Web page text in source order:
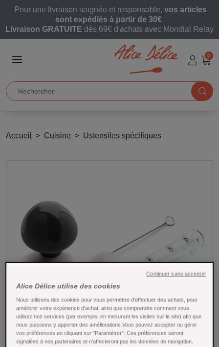
Pour une livraison soignée et responsable, vos articles
sont expédiés à partir de 30€
Livraison GRATUITE dès 69€ d'achats avec Mondial Relay
0
Accueil Cuisine Ustensiles spécifiques
Alice Délice utilise des cookies
Nous utilisons des cookies pour vous permettre d'effectuer des achats, pour
améliorer votre expérience d'achat, ainsi que comprendre comment vous
utilisez nos services (par exemple, en mesurant les visites sur le site) afin que
nous puissions y apporter des améliorations.Vous pouvez accepter ou gérer
vos préférences en cliquant sur "Paramétrer". Ces préférences seront
signalées à nos partenaires et n’affecteront pas les données de navigation.
Continuer sans accepter